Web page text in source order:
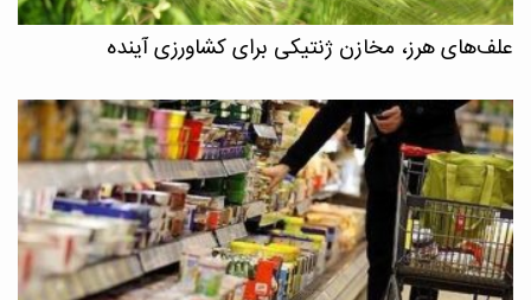
علف‌های هرز، مخازن ژنتیکی برای کشاورزی آینده